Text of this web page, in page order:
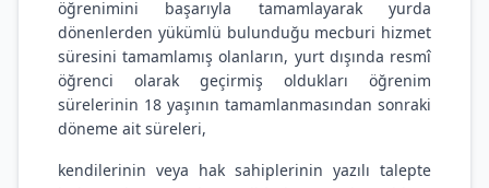
öğrenimini başarıyla tamamlayarak yurda
dönenlerden yükümlü bulunduğu mecburi hizmet
süresini tamamlamış olanların, yurt dışında resmî
öğrenci olarak geçirmiş oldukları öğrenim
sürelerinin 18 yaşının tamamlanmasından sonraki
döneme ait süreleri,
kendilerinin veya hak sahiplerinin yazılı talepte